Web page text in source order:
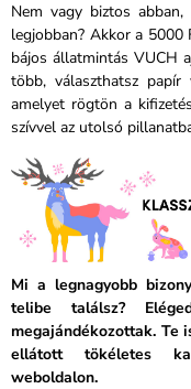
Nem vagy biztos
legjobban? Akkor a
bájos állatmintás VUCH
több, választhatsz papír
amelyet rögtön a
szívvel az utolsó
Mi a legnagyobb
telibe találsz?
megajándékozottak. Te
ellátott tökéletes
weboldalon.